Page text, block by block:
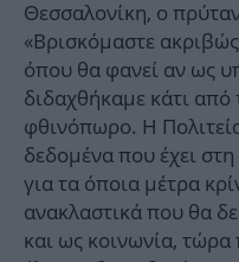
Θεσσαλονίκη, ο
«Βρισκόμαστε
όπου θα φανεί αν ως
διδαχθήκαμε κάτι
φθινόπωρο. Η
δεδομένα που έχει
για τα όποια μέτρα
ανακλαστικά που θα
και ως κοινωνία,